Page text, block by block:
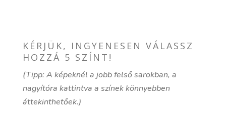
KÉRJÜK, INGYENESEN VÁLASSZ
HOZZÁ 5 SZÍNT!
(Tipp: A képeknél a jobb felső sarokban, a
nagyítóra kattintva a színek könnyebben
áttekinthetőek.)